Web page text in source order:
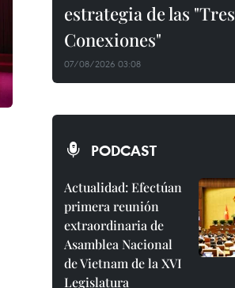
estrategia de las "Tres
Conexiones"
07/08/2026 03:08
PODCAST
Actualidad: Efectúan
primera reunión
extraordinaria de
Asamblea Nacional
de Vietnam de la XVI
Legislatura